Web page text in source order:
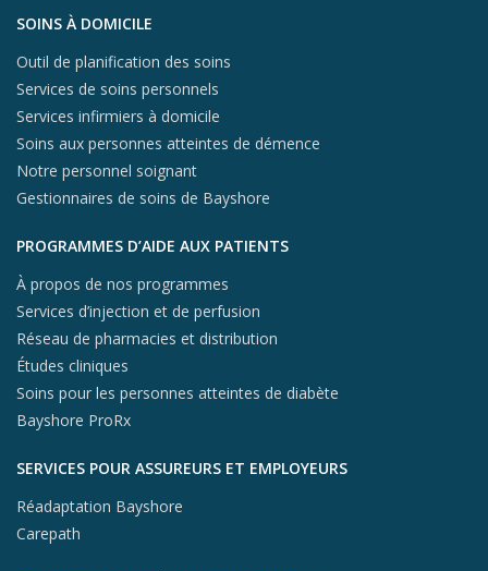
Aller au contenu du pied de page
SOINS À DOMICILE
Outil de planification des soins
Services de soins personnels
Services infirmiers à domicile
Soins aux personnes atteintes de démence
Notre personnel soignant
Gestionnaires de soins de Bayshore
PROGRAMMES D’AIDE AUX PATIENTS
À propos de nos programmes
Services d’injection et de perfusion
Réseau de pharmacies et distribution
Études cliniques
Soins pour les personnes atteintes de diabète
Bayshore ProRx
SERVICES POUR ASSUREURS ET EMPLOYEURS
Réadaptation Bayshore
Carepath